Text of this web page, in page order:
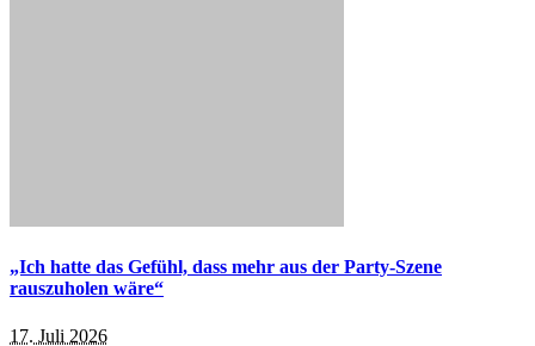
„Ich hatte das Gefühl, dass mehr aus der Party-Szene
rauszuholen wäre“
17. Juli 2026